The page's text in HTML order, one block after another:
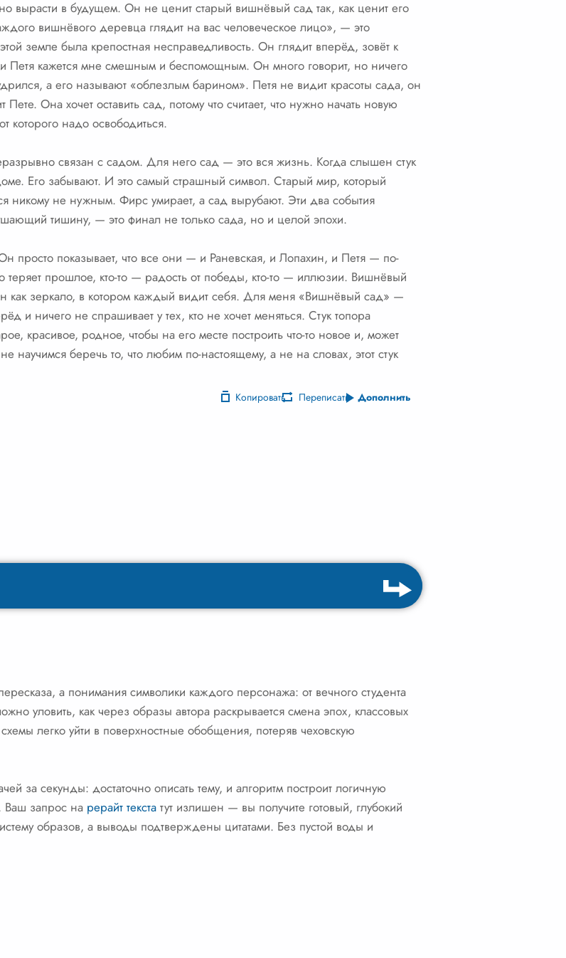
вырасти в будущем. Он не ценит старый вишнёвый сад так, как ценит его
вишнёвого деревца глядит на вас человеческое лицо», — это
земле была крепостная несправедливость. Он глядит вперёд, зовёт к
Петя кажется мне смешным и беспомощным. Он много говорит, но ничего
а его называют «облезлым барином». Петя не видит красоты сада, он
Она хочет оставить сад, потому что считает, что нужно начать новую
надо освободиться.
связан с садом. Для него сад — это вся жизнь. Когда слышен стук
Его забывают. И это самый страшный символ. Старый мир, который
никому не нужным. Фирс умирает, а сад вырубают. Эти два события
тишину, — это финал не только сада, но и целой эпохи.
просто показывает, что все они — и Раневская, и Лопахин, и Петя — по-
теряет прошлое, кто-то — радость от победы, кто-то — иллюзии. Вишнёвый
Он как зеркало, в котором каждый видит себя. Для меня «Вишнёвый сад» —
и ничего не спрашивает у тех, кто не хочет меняться. Стук топора
красивое, родное, чтобы на его месте построить что-то новое и, может
научимся беречь то, что любим по-настоящему, а не на словах, этот стук
Копировать Переписать Дополнить
а понимания символики каждого персонажа: от вечного студента
уловить, как через образы автора раскрывается смена эпох, классовых
легко уйти в поверхностные обобщения, потеряв чеховскую
за секунды: достаточно описать тему, и алгоритм построит логичную
Ваш запрос на рерайт текста тут излишен — вы получите готовый, глубокий
образов, а выводы подтверждены цитатами. Без пустой воды и